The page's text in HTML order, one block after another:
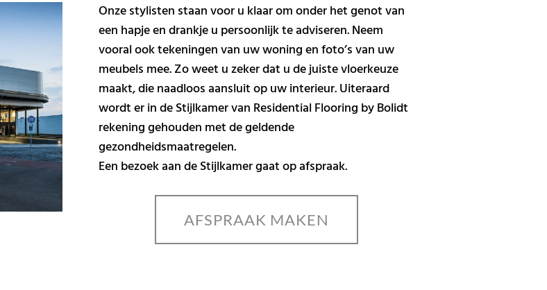
Onze stylisten staan voor u klaar om onder het genot van
een hapje en drankje u persoonlijk te adviseren. Neem
vooral ook tekeningen van uw woning en foto’s van uw
meubels mee. Zo weet u zeker dat u de juiste vloerkeuze
maakt, die naadloos aansluit op uw interieur. Uiteraard
wordt er in de Stijlkamer van Residential Flooring by Bolidt
rekening gehouden met de geldende
gezondheidsmaatregelen.
Een bezoek aan de Stijlkamer gaat op afspraak.
AFSPRAAK MAKEN